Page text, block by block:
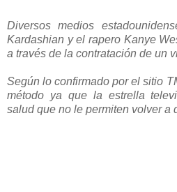
Diversos medios
Kardashian y el rapero Kanye
a través de la contratación de un
Según lo confirmado por el sitio
método ya que la estrella
salud que no le permiten volver a